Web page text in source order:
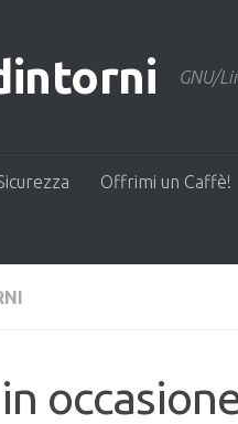
GNU/
Offrimi un Caffè!